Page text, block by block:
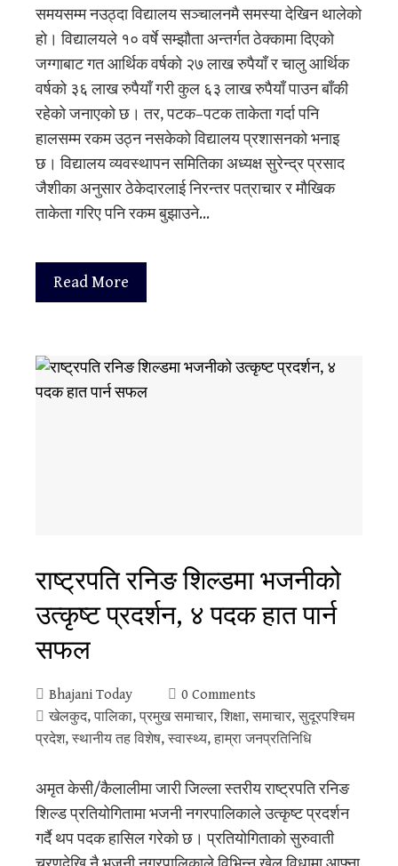
समयसम्म नउठ्दा विद्यालय सञ्चालनमै समस्या देखिन थालेको
हो। विद्यालयले १० वर्षे सम्झौता अन्तर्गत ठेक्कामा दिएको
जग्गाबाट गत आर्थिक वर्षको २७ लाख रुपैयाँ र चालु आर्थिक
वर्षको ३६ लाख रुपैयाँ गरी कुल ६३ लाख रुपैयाँ पाउन बाँकी
रहेको जनाएको छ। तर, पटक–पटक ताकेता गर्दा पनि
हालसम्म रकम उठ्न नसकेको विद्यालय प्रशासनको भनाइ
छ। विद्यालय व्यवस्थापन समितिका अध्यक्ष सुरेन्द्र प्रसाद
जैशीका अनुसार ठेकेदारलाई निरन्तर पत्राचार र मौखिक
ताकेता गरिए पनि रकम बुझाउने…
Read More
राष्ट्रपति रनिङ शिल्डमा भजनीको
उत्कृष्ट प्रदर्शन, ४ पदक हात पार्न
सफल
Bhajani Today
0 Comments
खेलकुद, पालिका, प्रमुख समाचार, शिक्षा, समाचार, सुदूरपश्‍चिम
प्रदेश, स्थानीय तह विशेष, स्वास्थ्य, हाम्रा जनप्रतिनिधि
अमृत केसी/कैलालीमा जारी जिल्ला स्तरीय राष्ट्रपति रनिङ
शिल्ड प्रतियोगितामा भजनी नगरपालिकाले उत्कृष्ट प्रदर्शन
गर्दै थप पदक हासिल गरेको छ। प्रतियोगिताको सुरुवाती